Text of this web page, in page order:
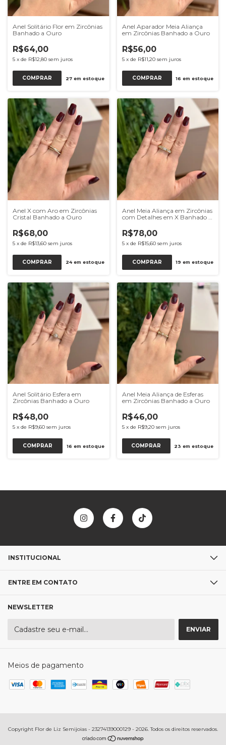
Anel Solitário Flor em Zircônias
Banhado a Ouro
R$64,00
5 x de R$12,80 sem juros
COMPRAR 27em estoque
Anel Aparador Meia Aliança
em Zircônias Banhado a Ouro
R$56,00
5 x de R$11,20 sem juros
COMPRAR 16 em estoque
Anel X com Aro em Zircônias
Cristal Banhado a Ouro
R$68,00
5 x de R$13,60 sem juros
COMPRAR 24em estoque
Anel Meia Aliança em Zircônias
com Detalhes em X Banhado a
R$78,00
5 x de R$15,60 sem juros
COMPRAR 19 em estoque
Anel Solitário Esfera em
Zircônias Banhado a Ouro
R$48,00
5 x de R$9,60 sem juros
COMPRAR 16 em estoque
Anel Meia Aliança de Esferas
em Zircônias Banhado a Ouro
R$46,00
5 x de R$9,20 sem juros
COMPRAR 23 em estoque
INSTITUCIONAL
ENTRE EM CONTATO
NEWSLETTER
Meios de pagamento
Copyright Flor de Liz Semijoias - 23274139000129 - 2026. Todos os direitos reservados.